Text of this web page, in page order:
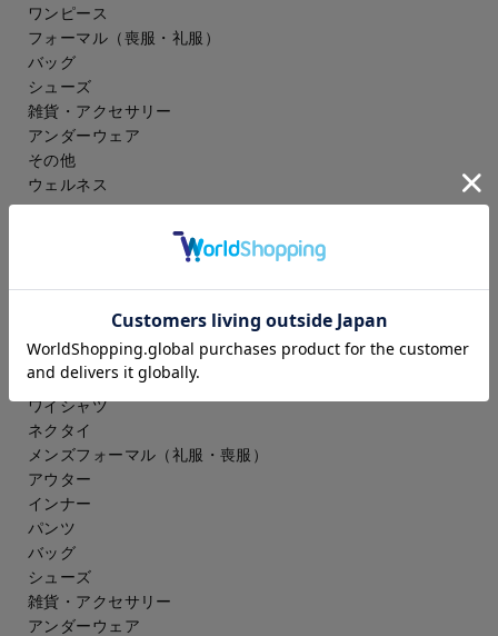
ワンピース
フォーマル（喪服・礼服）
バッグ
シューズ
雑貨・アクセサリー
アンダーウェア
その他
ウェルネス
スラックス
アイシャツ
ワイシャツ
ネクタイ
メンズフォーマル （礼服・喪服）
アウター
インナー
パンツ
バッグ
シューズ
雑貨・アクセサリー
アンダーウェア